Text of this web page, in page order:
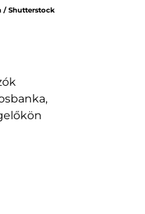
/ Shutterstock